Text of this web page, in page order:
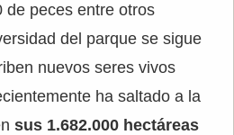
de peces entre otros
del parque se sigue
nuevos seres vivos
ha saltado a la
sus 1.682.000 hectáreas